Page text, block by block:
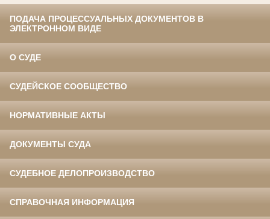
ПОДАЧА ПРОЦЕССУАЛЬНЫХ ДОКУМЕНТОВ В
ЭЛЕКТРОННОМ ВИДЕ
О СУДЕ
СУДЕЙСКОЕ СООБЩЕСТВО
НОРМАТИВНЫЕ АКТЫ
ДОКУМЕНТЫ СУДА
СУДЕБНОЕ ДЕЛОПРОИЗВОДСТВО
СПРАВОЧНАЯ ИНФОРМАЦИЯ